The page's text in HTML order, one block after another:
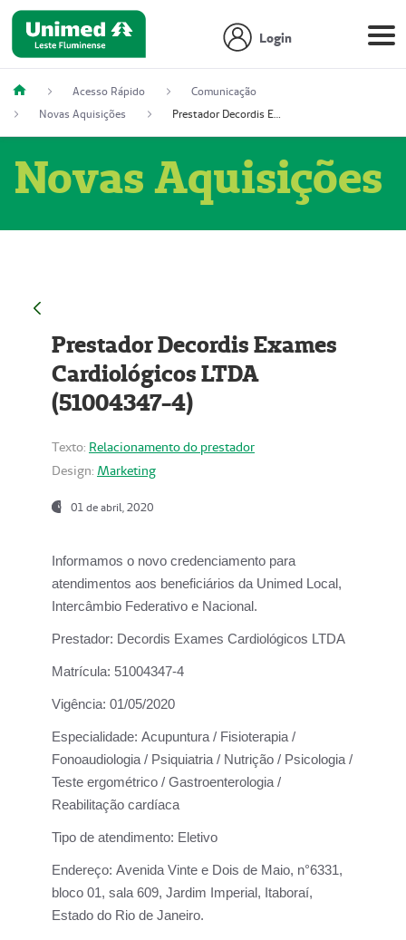
Login
Acesso Rápido
Comunicação
Novas Aquisições
Prestador Decordis Exames Cardiológicos LTDA (51004347-4)
Novas Aquisições
Prestador Decordis Exames
Cardiológicos LTDA
(51004347-4)
Texto: Relacionamento do prestador
Design: Marketing
01 de abril, 2020
Informamos o novo credenciamento para
atendimentos aos beneficiários da Unimed Local,
Intercâmbio Federativo e Nacional.
Prestador: Decordis Exames Cardiológicos LTDA
Matrícula: 51004347-4
Vigência: 01/05/2020
Especialidade: Acupuntura / Fisioterapia /
Fonoaudiologia / Psiquiatria / Nutrição / Psicologia /
Teste ergométrico / Gastroenterologia /
Reabilitação cardíaca
Tipo de atendimento: Eletivo
Endereço: Avenida Vinte e Dois de Maio, n°6331,
bloco 01, sala 609, Jardim Imperial, Itaboraí,
Estado do Rio de Janeiro.